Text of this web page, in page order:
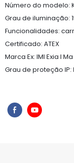
Número do modelo:
Grau de iluminação:
Funcionalidades:
Certificado: ATEX
Marca Ex: IMI Exia I
Grau de proteção IP: